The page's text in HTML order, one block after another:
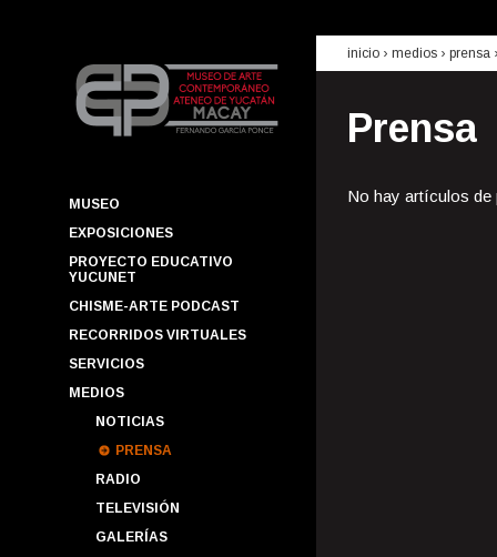
MUSEO
EXPOSICIONES
PROYECTO EDUCATIVO
YUCUNET
CHISME-ARTE PODCAST
RECORRIDOS VIRTUALES
SERVICIOS
MEDIOS
NOTICIAS
PRENSA
RADIO
TELEVISIÓN
GALERÍAS
inicio › medios › prensa
Prensa
No hay artículos de